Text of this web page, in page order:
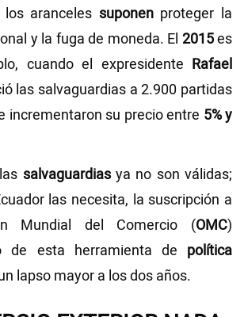
aranceles suponenproteger la
y la fuga de moneda. El 2015es
cuando el expresidente Rafael
las salvaguardias a 2.900 partidas
incrementaron su precio entre 5% y
salvaguardiasya no son válidas;
las necesita, la suscripción a
Mundial del Comercio (OMC)
de esta herramienta de política
lapso mayor a los dos años.